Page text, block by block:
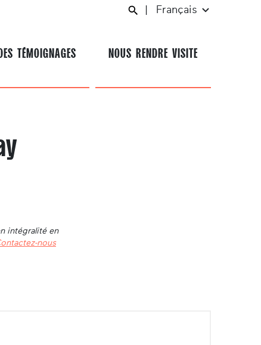
Français
TÉMOIGNAGES NOUS RENDRE VISITE
intégralité en
nous